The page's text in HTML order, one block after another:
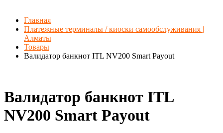
Главная
Платежные терминалы / киоски самообслуживания |
Алматы
Товары
Валидатор банкнот ITL NV200 Smart Payout
Валидатор банкнот ITL
NV200 Smart Payout